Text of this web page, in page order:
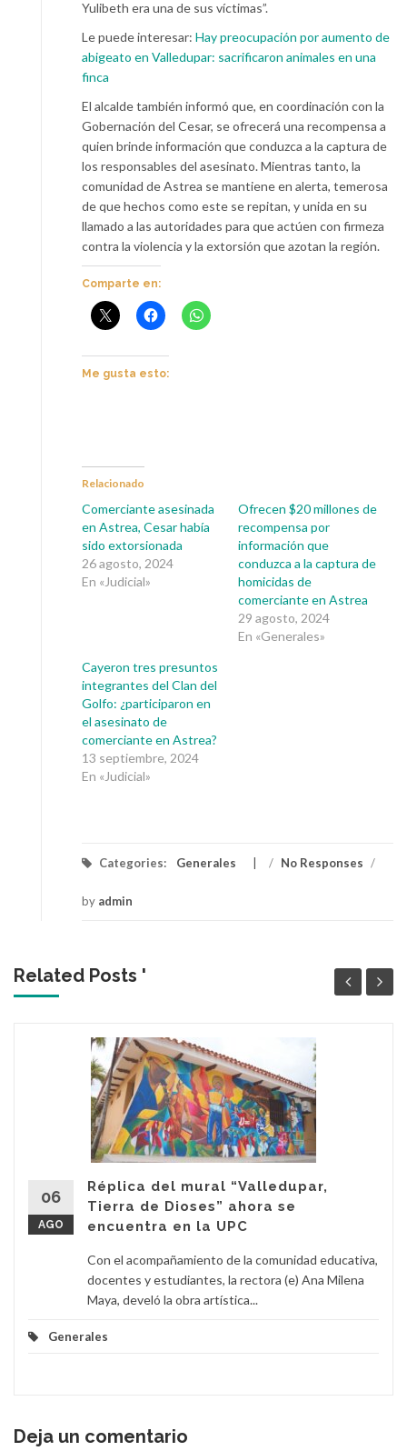
Yulibeth era una de sus víctimas”.
Le puede interesar: Hay preocupación por aumento de
abigeato en Valledupar: sacrificaron animales en una
finca
El alcalde también informó que, en coordinación con la
Gobernación del Cesar, se ofrecerá una recompensa a
quien brinde información que conduzca a la captura de
los responsables del asesinato. Mientras tanto, la
comunidad de Astrea se mantiene en alerta, temerosa
de que hechos como este se repitan, y unida en su
llamado a las autoridades para que actúen con firmeza
contra la violencia y la extorsión que azotan la región.
Comparte en:
Me gusta esto:
Relacionado
Comerciante asesinada
en Astrea, Cesar había
sido extorsionada
26 agosto, 2024
En «Judicial»
Ofrecen $20 millones de
recompensa por
información que
conduzca a la captura de
homicidas de
comerciante en Astrea
29 agosto, 2024
En «Generales»
Cayeron tres presuntos
integrantes del Clan del
Golfo: ¿participaron en
el asesinato de
comerciante en Astrea?
13 septiembre, 2024
En «Judicial»
Categories: Generales / No Responses /
by admin
Related Posts '
06
AGO
Réplica del mural “Valledupar,
Tierra de Dioses” ahora se
encuentra en la UPC
Con el acompañamiento de la comunidad educativa,
docentes y estudiantes, la rectora (e) Ana Milena
Maya, develó la obra artística...
Generales
Deja un comentario